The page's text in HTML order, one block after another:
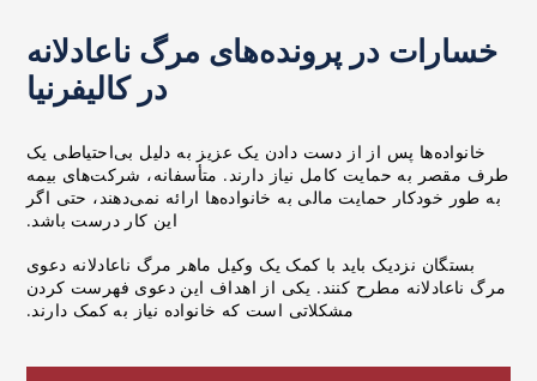
خسارات در پرونده‌های مرگ ناعادلانه
در کالیفرنیا
خانواده‌ها پس از از دست دادن یک عزیز به دلیل بی‌احتیاطی یک
طرف مقصر به حمایت کامل نیاز دارند. متأسفانه، شرکت‌های بیمه
به طور خودکار حمایت مالی به خانواده‌ها ارائه نمی‌دهند، حتی اگر
این کار درست باشد.
بستگان نزدیک باید با کمک یک وکیل ماهر مرگ ناعادلانه دعوی
مرگ ناعادلانه مطرح کنند. یکی از اهداف این دعوی فهرست کردن
مشکلاتی است که خانواده نیاز به کمک دارند.